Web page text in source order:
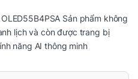
Sản phẩm không
lịch và còn được trang bị
năng AI thông minh